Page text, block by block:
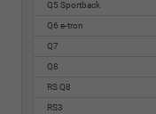
Q5 Sportback
Q6 e-tron
Q7
Q8
RS Q8
RS3